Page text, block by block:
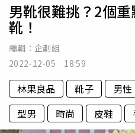
男靴很難挑？2個
靴！
編輯： 企劃組
2022-12-05 18:59
林果良品 靴子 男性
型男
時尚 皮鞋